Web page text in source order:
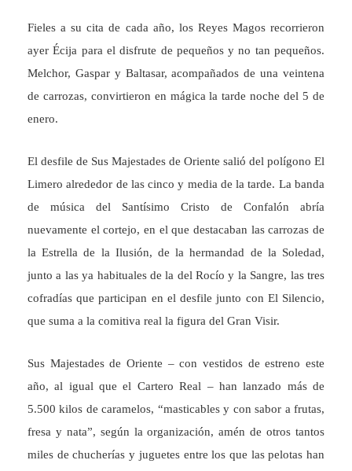
Fieles a su cita de cada año, los Reyes Magos recorrieron
ayer Écija para el disfrute de pequeños y no tan pequeños.
Melchor, Gaspar y Baltasar, acompañados de una veintena
de carrozas, convirtieron en mágica la tarde noche del 5 de
enero.
El desfile de Sus Majestades de Oriente salió del polígono El
Limero alrededor de las cinco y media de la tarde. La banda
de música del Santísimo Cristo de Confalón abría
nuevamente el cortejo, en el que destacaban las carrozas de
la Estrella de la Ilusión, de la hermandad de la Soledad,
junto a las ya habituales de la del Rocío y la Sangre, las tres
cofradías que participan en el desfile junto con El Silencio,
que suma a la comitiva real la figura del Gran Visir.
Sus Majestades de Oriente – con vestidos de estreno este
año, al igual que el Cartero Real – han lanzado más de
5.500 kilos de caramelos, “masticables y con sabor a frutas,
fresa y nata”, según la organización, amén de otros tantos
miles de chucherías y juguetes entre los que las pelotas han